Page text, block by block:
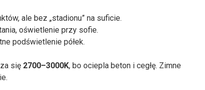
ale bez „stadionu” na suficie.
oświetlenie przy sofie.
podświetlenie półek.
się 2700–3000K, bo ociepla beton i cegłę. Zimne